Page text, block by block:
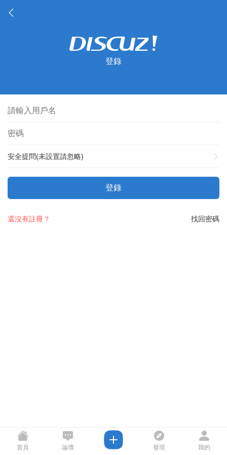
登錄
安全提問(未設置請忽略)
登錄
找回密碼
還沒有註冊？
首頁 論壇 發現 我的